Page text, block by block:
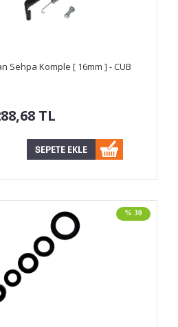
Sehpa Komple [ 16mm ] - CUB
TL
% 30